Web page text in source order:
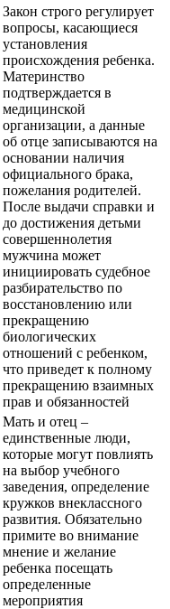
Закон строго регулирует
вопросы, касающиеся
установления
происхождения ребенка.
Материнство
подтверждается в
медицинской
организации, а данные
об отце записываются на
основании наличия
официального брака,
пожелания родителей.
После выдачи справки и
до достижения детьми
совершеннолетия
мужчина может
инициировать судебное
разбирательство по
восстановлению или
прекращению
биологических
отношений с ребенком,
что приведет к полному
прекращению взаимных
прав и обязанностей
Мать и отец –
единственные люди,
которые могут повлиять
на выбор учебного
заведения, определение
кружков внеклассного
развития. Обязательно
примите во внимание
мнение и желание
ребенка посещать
определенные
мероприятия